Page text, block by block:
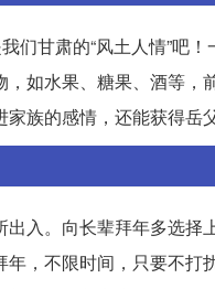
们甘肃的“风土人情”吧
如水果、糖果、酒等，
族的感情，还能获得岳
入。向长辈拜年多选择
，不限时间，只要不打